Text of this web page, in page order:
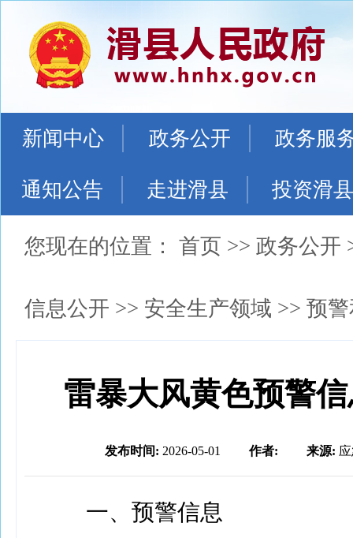
新闻中心 政务公开 政务服
通知公告 走进滑县 投资滑县
您现在的位置： 首页 >> 政务公开
信息公开 >> 安全生产领域 >> 预
雷暴大风黄色预警
发布时间: 2026-05-01 作者: 来源:
一、预警信息